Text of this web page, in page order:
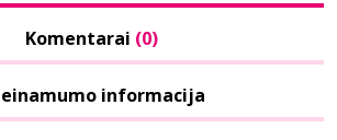
Komentarai (0)
informacija